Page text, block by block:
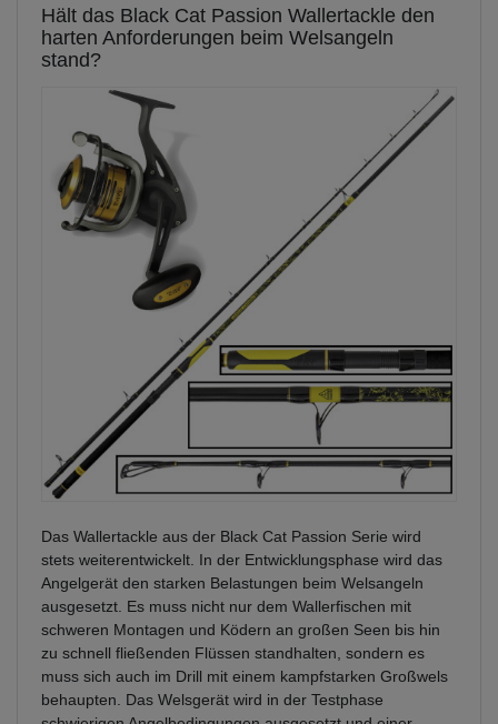
Hält das Black Cat Passion Wallertackle den
harten Anforderungen beim Welsangeln
stand?
Das Wallertackle aus der Black Cat Passion Serie wird
stets weiterentwickelt. In der Entwicklungsphase wird das
Angelgerät den starken Belastungen beim Welsangeln
ausgesetzt. Es muss nicht nur dem Wallerfischen mit
schweren Montagen und Ködern an großen Seen bis hin
zu schnell fließenden Flüssen standhalten, sondern es
muss sich auch im Drill mit einem kampfstarken Großwels
behaupten. Das Welsgerät wird in der Testphase